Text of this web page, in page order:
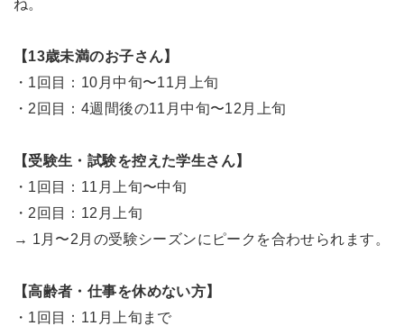
ね。
【13歳未満のお子さん】
・1回目：10月中旬〜11月上旬
・2回目：4週間後の11月中旬〜12月上旬
【受験生・試験を控えた学生さん】
・1回目：11月上旬〜中旬
・2回目：12月上旬
→ 1月〜2月の受験シーズンにピークを合わせられます。
【高齢者・仕事を休めない方】
・1回目：11月上旬まで